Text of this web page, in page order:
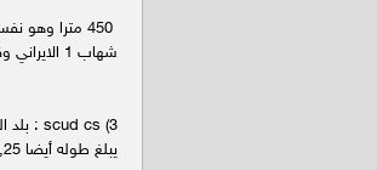
450 مترا
شهاب 1 الايراني وقد استخدم على محافظة حلب .
يبلغ طوله أيضا 11,25 مترا ولكنه يستطيع حمل 600 كغ من المتجرات